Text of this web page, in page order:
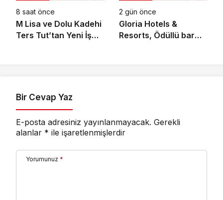
8 saat önce
M Lisa ve Dolu Kadehi
Ters Tut’tan Yeni İş
2 gün önce
Gloria Hotels &
Resorts, Ödüllü bar
Bir Cevap Yaz
E-posta adresiniz yayınlanmayacak. Gerekli
alanlar * ile işaretlenmişlerdir
Yorumunuz *